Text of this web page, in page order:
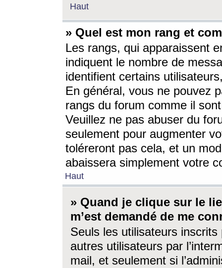
Haut
» Quel est mon rang et
Les rangs, qui apparaissent
indiquent le nombre de
identifient certains
En général, vous ne pouvez
rangs du forum comme il
Veuillez ne pas abuser du
seulement pour augmenter
toléreront pas cela, et un
abaissera simplement votre
Haut
» Quand je clique sur le
m’est demandé de me
Seuls les utilisateurs
autres utilisateurs par
mail, et seulement si